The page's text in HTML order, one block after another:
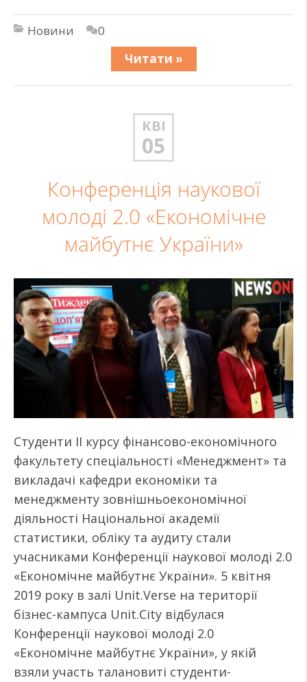
Новини
0
Читати »
КВІ
05
Конференція наукової
молоді 2.0 «Економічне
майбутнє України»
Студенти ІІ курсу фінансово-економічного
факультету спеціальності «Менеджмент» та
викладачі кафедри економіки та
менеджменту зовнішньоекономічної
діяльності Національної академії
статистики, обліку та аудиту стали
учасниками Конференції наукової молоді 2.0
«Економічне майбутнє України». 5 квітня
2019 року в залі Unit.Verse на території
бізнес-кампуса Unit.City відбулася
Конференції наукової молоді 2.0
«Економічне майбутнє України», у якій
взяли участь талановиті студенти-